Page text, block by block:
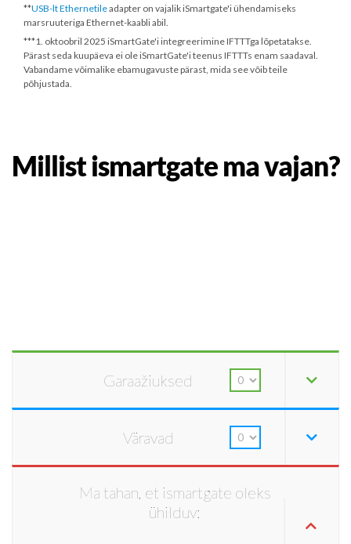
**USB-lt Ethernetileadapter on vajalik iSmartgate'i ühendamiseks
marsruuteriga Ethernet-kaabli abil.
***1. oktoobril 2025 iSmartGate'i integreerimine IFTTTga lõpetatakse.
Pärast seda kuupäeva ei ole iSmartGate'i teenus IFTTTs enam saadaval.
Vabandame võimalike ebamugavuste pärast, mida see võib teile
põhjustada.
Millist ismartgate ma vajan?
Garaažiuksed
Väravad
Ma tahan, et ismartgate oleks
ühilduv: